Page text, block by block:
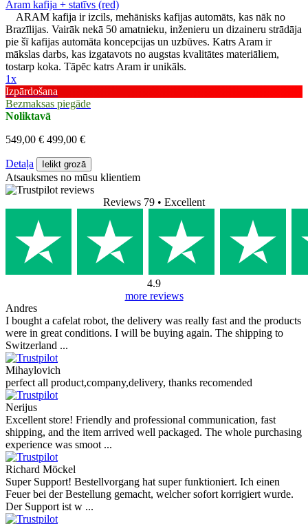
Aram kafija + statīvs (red)
ARAM kafija ir izcils, mehānisks kafijas automāts, kas nāk no
Brazīlijas. Vairāk nekā 50 amatnieku, inženieru un dizaineru strādāja
pie šī kafijas automāta koncepcijas un uzbūves. Katrs Aram ir
mākslas darbs, kas izgatavots no augstas kvalitātes materiāliem,
tostarp koka. Tāpēc katrs Aram ir unikāls.
1x
Izpārdošana
Bezmaksas piegāde
Noliktavā
549,00 € 499,00 €
Detaļa Ielikt grozā
Atsauksmes no mūsu klientiem
Reviews 79 • Excellent
4.9
more reviews
Andres
I bought a cafelat robot, the delivery was really fast and the products
were in great conditions. I will be buying again. The shipping to
Switzerland ...
Mihaylovich
perfect all product,company,delivery, thanks recomended
Nerijus
Excellent store! Friendly and professional communication, fast
shipping, and the item arrived well packaged. The whole purchasing
experience was smoot ...
Richard Möckel
Super Support! Bestellvorgang hat super funktioniert. Ich einen
Feuer bei der Bestellung gemacht, welcher sofort korrigiert wurde.
Der Support ist w ...